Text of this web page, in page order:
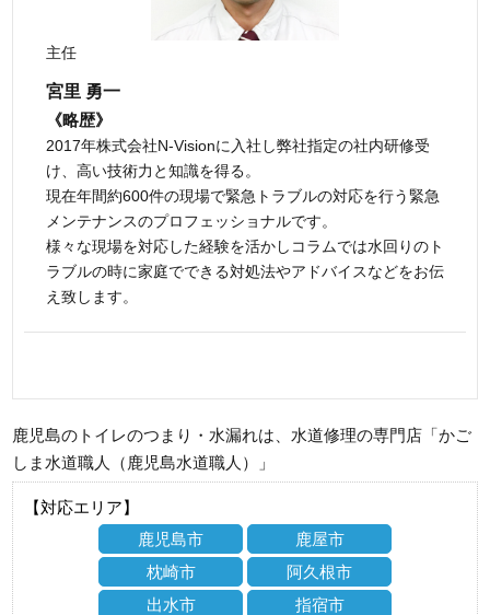
主任
宮里 勇一
《略歴》
2017年株式会社N-Visionに入社し弊社指定の社内研修受
け、高い技術力と知識を得る。
現在年間約600件の現場で緊急トラブルの対応を行う緊急
メンテナンスのプロフェッショナルです。
様々な現場を対応した経験を活かしコラムでは水回りのト
ラブルの時に家庭でできる対処法やアドバイスなどをお伝
え致します。
鹿児島のトイレのつまり・水漏れは、水道修理の専門店「かご
しま水道職人（鹿児島水道職人）」
【対応エリア】
鹿児島市
鹿屋市
枕崎市
阿久根市
出水市
指宿市